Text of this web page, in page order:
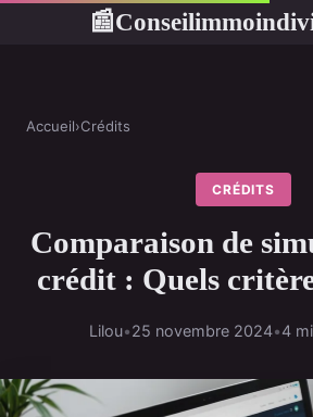
📰
Accueil›Crédits
CRÉDITS
Comparaison de
crédit : Quels
Lilou•25 novembre 2024•4